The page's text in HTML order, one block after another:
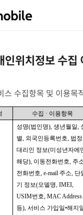
위치정보 수집
수집항목 및 이용목
수집 · 이용항목
성명(법인명), 생년월일,
별, 외국인등록번호, 법정
대리인 정보(미성년자에
해당), 이동전화번호, 주
전화번호, e-mail 주소, 단
기 정보(모델명, IMEI,
USIM번호
, MAC Address
등), 서비스 가입일•해지